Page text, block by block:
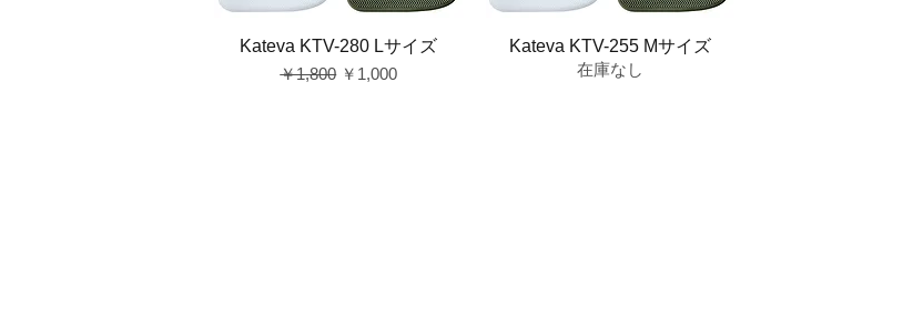
Kateva KTV-280 Lサイズ
通常価格
￥1,800 セール価格
￥1,000
Kateva KTV-255 Mサイズ
在庫なし